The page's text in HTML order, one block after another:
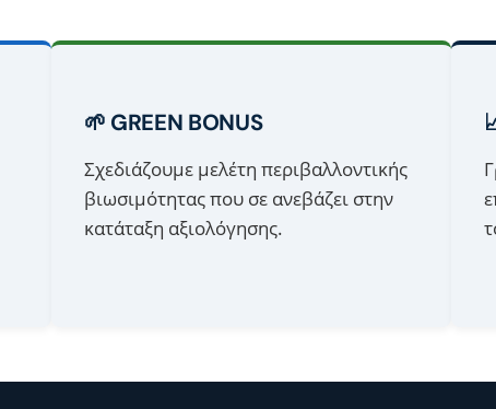
🌱 GREEN BONUS
Σχεδιάζουμε μελέτη περιβαλλοντικής
βιωσιμότητας που σε ανεβάζει στην
κατάταξη αξιολόγησης.